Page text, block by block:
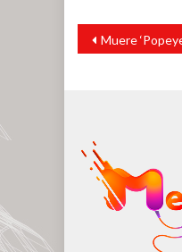
Navegación
entradas
Muere